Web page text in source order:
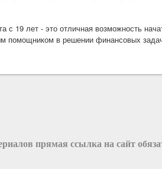
с 19 лет - это отличная возможность
помощником в решении финансовых
прямая ссылка на сайт